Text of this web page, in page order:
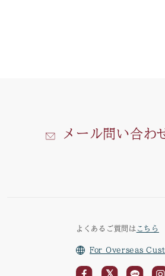
メール問い合わ
よくあるご質問は こちら
For Overseas